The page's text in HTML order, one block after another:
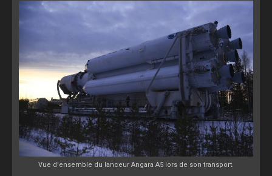
Vue d'ensemble du lanceur Angara A5 lors de son transport.